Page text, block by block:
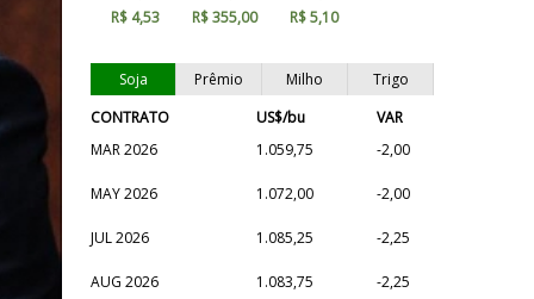
R$ 4,53 R$ 355,00 R$ 5,10
Soja Prêmio Milho
Trigo
CONTRATO
US$/bu
VAR
MAR 2026
1.059,75 -2,00
MAY 2026 1.072,00 -2,00
JUL 2026 1.085,25 -2,25
AUG 2026 1.083,75 -2,25